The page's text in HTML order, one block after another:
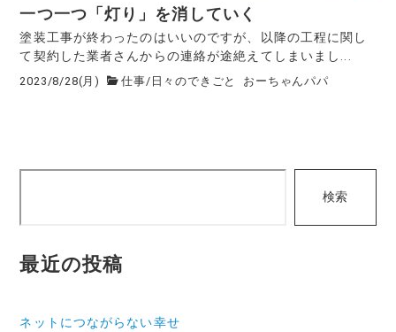
一つ一つ「灯り」を消していく
塗装工事が終わったのはいいのですが、以降の工程に関し
て契約した業者さんからの連絡が途絶えてしまいまし...
2023/8/28(月) 仕事/ 日々のできごと おーちゃんパパ
検索
最近の投稿
ネットにつながらない幸せ